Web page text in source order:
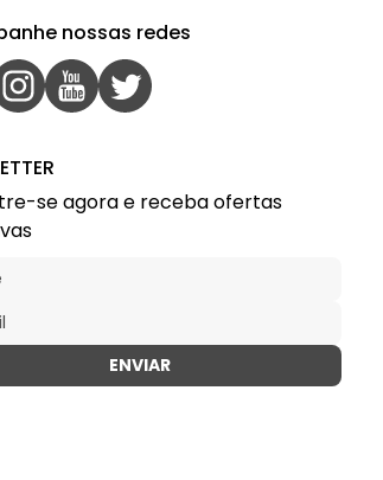
nossas redes
se agora e receba ofertas
ENVIAR